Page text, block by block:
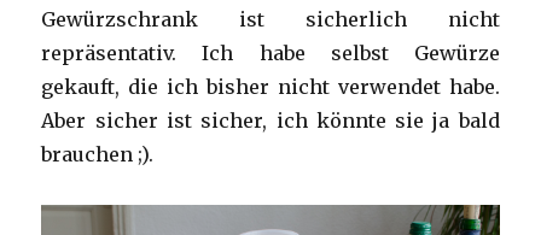
Gewürzschrank ist sicherlich nicht
repräsentativ. Ich habe selbst Gewürze
gekauft, die ich bisher nicht verwendet habe.
Aber sicher ist sicher, ich könnte sie ja bald
brauchen ;).